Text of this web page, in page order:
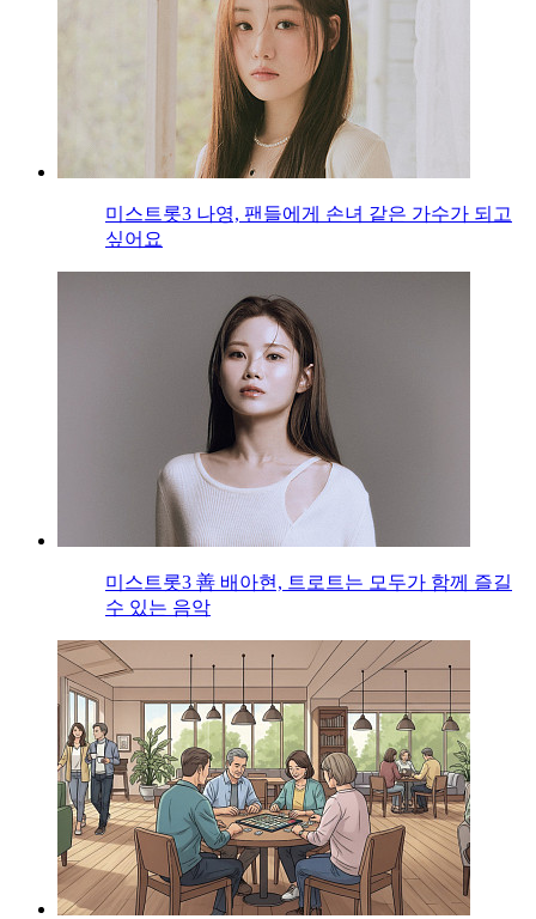
미스트롯3 나영, 팬들에게 손녀 같은 가수가 되고
싶어요
미스트롯3 善 배아현, 트로트는 모두가 함께 즐길
수 있는 음악